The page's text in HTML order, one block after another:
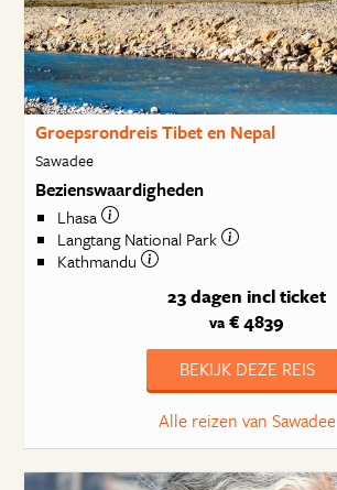
Groepsrondreis Tibet en Nepal
Sawadee
Bezienswaardigheden
Lhasa
Langtang National Park
Kathmandu
23 dagen incl ticket
va € 4839
BEKIJK DEZE REIS
Alle reizen van Sawadee